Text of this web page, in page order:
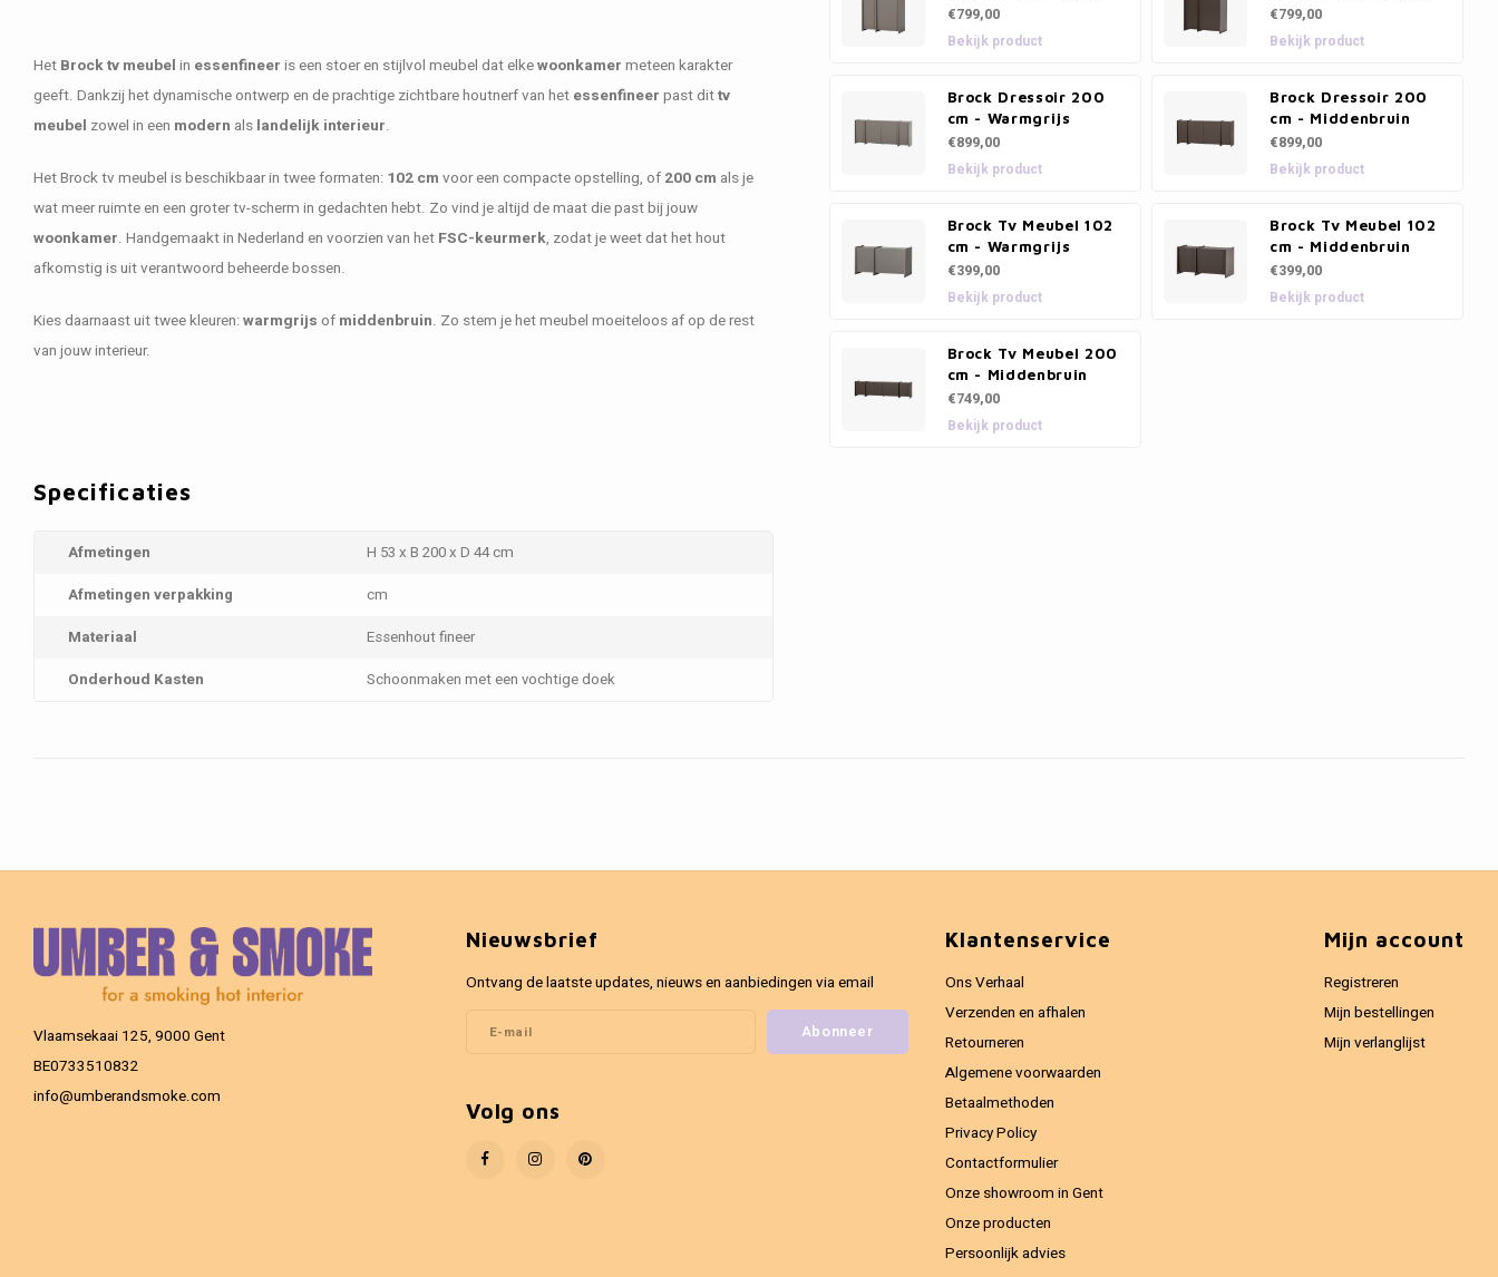
Het Brock tv meubel in essenfineer is een stoer en stijlvol meubel dat elkewoonkamer meteen karakter
geeft. Dankzij het dynamische ontwerp en de prachtige zichtbare houtnerf van het essenfineer past dittv
meubel zowel in een modern als landelijk interieur.
Het Brock tv meubel is beschikbaar in twee formaten: 102 cm voor een compacte opstelling, of 200 cm als je
wat meer ruimte en een groter tv-scherm in gedachten hebt. Zo vind je altijd de maat die past bij jouw
woonkamer. Handgemaakt in Nederland en voorzien van het FSC-keurmerk, zodat je weet dat het hout
afkomstig is uit verantwoord beheerde bossen.
Kies daarnaast uit twee kleuren:warmgrijs of middenbruin. Zo stem je het meubel moeiteloos af op de rest
van jouw interieur.
Specificaties
Afmetingen
H 53 x B 200 x D 44 cm
Afmetingen verpakking
cm
Materiaal
Essenhout fineer
Onderhoud Kasten
Schoonmaken met een vochtige doek
€799,00
Bekijk product
€799,00
Bekijk product
Brock Dressoir 200
cm - Warmgrijs
€899,00
Bekijk product
Brock Dressoir 200
cm - Middenbruin
€899,00
Bekijk product
Brock Tv Meubel 102
cm - Warmgrijs
€399,00
Bekijk product
Brock Tv Meubel 102
cm - Middenbruin
€399,00
Bekijk product
Brock Tv Meubel 200
cm - Middenbruin
€749,00
Bekijk product
Vlaamsekaai 125, 9000 Gent
BE0733510832
info@umberandsmoke.com
Nieuwsbrief
Ontvang de laatste updates, nieuws en aanbiedingen via email
Abonneer
Volg ons
Klantenservice
Ons Verhaal
Verzenden en afhalen
Retourneren
Algemene voorwaarden
Betaalmethoden
Privacy Policy
Contactformulier
Onze showroom in Gent
Onze producten
Persoonlijk advies
Mijn account
Registreren
Mijn bestellingen
Mijn verlanglijst